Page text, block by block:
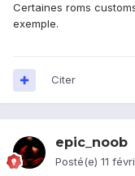
Certaines roms
exemple.
Citer
epic_noob
Posté(e) 11